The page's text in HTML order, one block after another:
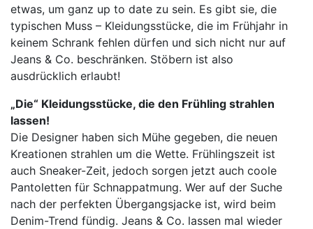
etwas, um ganz up to date zu sein. Es gibt sie, die
typischen Muss – Kleidungsstücke, die im Frühjahr in
keinem Schrank fehlen dürfen und sich nicht nur auf
Jeans & Co. beschränken. Stöbern ist also
ausdrücklich erlaubt!
„Die“ Kleidungsstücke, die den Frühling strahlen
lassen!
Die Designer haben sich Mühe gegeben, die neuen
Kreationen strahlen um die Wette. Frühlingszeit ist
auch Sneaker-Zeit, jedoch sorgen jetzt auch coole
Pantoletten für Schnappatmung. Wer auf der Suche
nach der perfekten Übergangsjacke ist, wird beim
Denim-Trend fündig. Jeans & Co. lassen mal wieder